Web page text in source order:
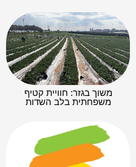
משוך בגזר: חוויית קטיף
משפחתית בלב השדות